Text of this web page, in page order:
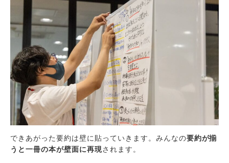
できあがった要約は壁に貼っていきます。みんなの要約が揃
うと一冊の本が壁面に再現されます。